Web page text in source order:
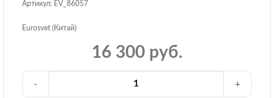
Артикул: EV_86057
Eurosvet (Китай)
16 300 руб.
- +